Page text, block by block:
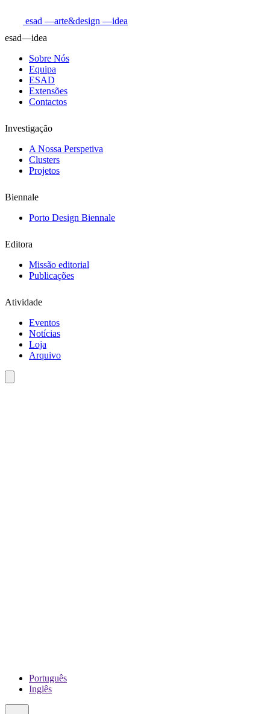
esad —arte&design —idea
esad—idea
Sobre Nós
Equipa
ESAD
Extensões
Contactos
Investigação
A Nossa Perspetiva
Clusters
Projetos
Biennale
Porto Design Biennale
Editora
Missão editorial
Publicações
Atividade
Eventos
Notícias
Loja
Arquivo
Português
Inglês